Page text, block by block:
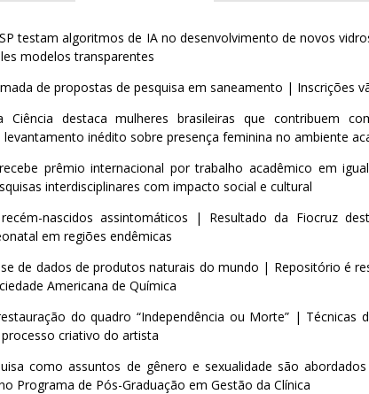
testam algoritmos de IA no desenvolvimento de novos
modelos transparentes
de propostas de pesquisa em saneamento | Inscrições
Ciência destaca mulheres brasileiras que contribuem
inédito sobre presença feminina no ambiente
prêmio internacional por trabalho acadêmico em
interdisciplinares com impacto social e cultural
nascidos assintomáticos | Resultado da Fiocruz
em regiões endêmicas
de dados de produtos naturais do mundo | Repositório é
Americana de Química
do quadro “Independência ou Morte” | Técnicas
criativo do artista
como assuntos de gênero e sexualidade são
Programa de Pós-Graduação em Gestão da Clínica